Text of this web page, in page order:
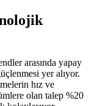
arasında yapay
yer alıyor.
hız ve
olan talep %20